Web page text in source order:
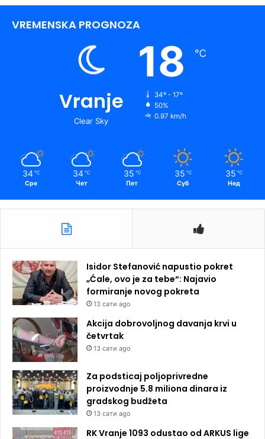
VREMENSKA PROGNOZA
Vranje
Clear Sky
18 ℃
34º - 17º
50%
0.97 km/h
34 ℃
Сре
34 ℃
Чет
35 ℃
Пет
35 ℃
Суб
35 ℃
Нед
Isidor Stefanović napustio pokret
„Ćale, ovo je za tebe“: Najavio
formiranje novog pokreta
13 сати ago
Akcija dobrovoljnog davanja krvi u
četvrtak
13 сати ago
Za podsticaj poljoprivredne
proizvodnje 5.8 miliona dinara iz
gradskog budžeta
13 сати ago
RK Vranje 1093 odustao od ARKUS lige